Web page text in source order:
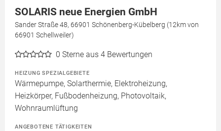
SOLARIS neue Energien GmbH
Sander Straße 48, 66901 Schönenberg-Kübelberg (12km von
66901 Schellweiler)
0 Sterne aus 4 Bewertungen
HEIZUNG SPEZIALGEBIETE
Wärmepumpe, Solarthermie, Elektroheizung,
Heizkörper, Fußbodenheizung, Photovoltaik,
Wohnraumlüftung
ANGEBOTENE TÄTIGKEITEN